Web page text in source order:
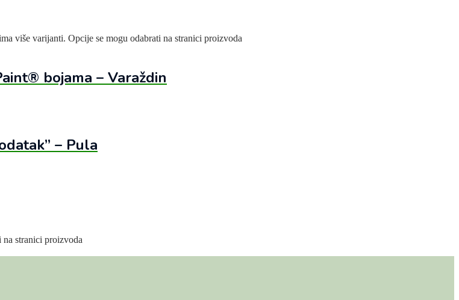
više varijanti. Opcije se mogu odabrati na stranici proizvoda
bojama – Varaždin
– Pula
stranici proizvoda